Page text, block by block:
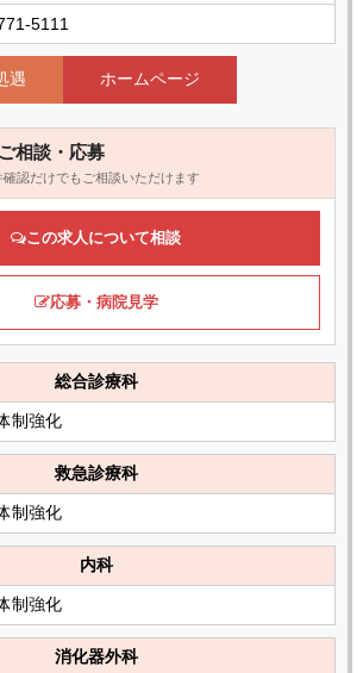
5111
遇 ホームページ
相談・応募
認だけでもご相談いただけます
この求人について相談
応募・病院見学
総合診療科
制強化
救急診療科
制強化
内科
制強化
消化器外科